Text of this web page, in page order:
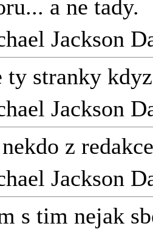
a ne tady.
Jackson
ty stranky
Jackson
z
Jackson
s tim nejak